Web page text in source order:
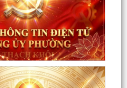
quyết định công tác cán bộ
trình thu hồi xe CB1000
khẩu) và xe Rebel 500 & CL
Khôi triển khai kế hoạch tuyên